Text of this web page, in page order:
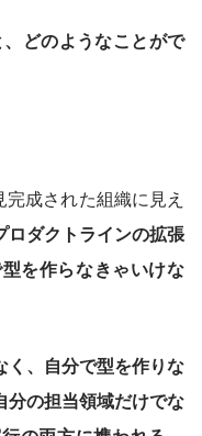
どのようなことがで
成された組織に見え
ロダクトラインの拡張
を作らなきゃいけな
く、自分で型を作りな
分の担当領域だけでな